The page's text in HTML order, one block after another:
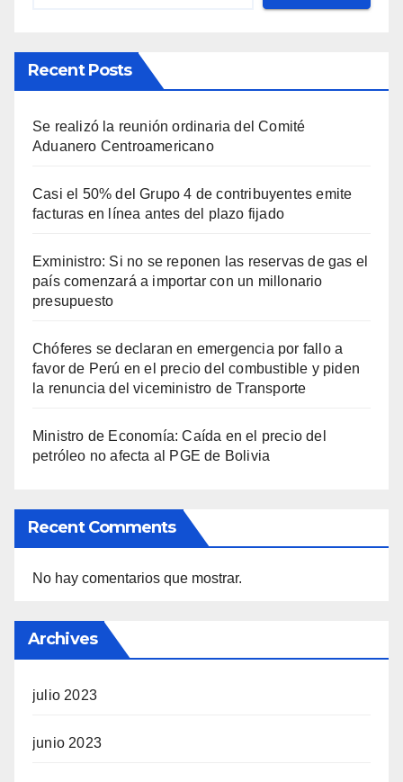
Recent Posts
Se realizó la reunión ordinaria del Comité
Aduanero Centroamericano
Casi el 50% del Grupo 4 de contribuyentes emite
facturas en línea antes del plazo fijado
Exministro: Si no se reponen las reservas de gas el
país comenzará a importar con un millonario
presupuesto
Chóferes se declaran en emergencia por fallo a
favor de Perú en el precio del combustible y piden
la renuncia del viceministro de Transporte
Ministro de Economía: Caída en el precio del
petróleo no afecta al PGE de Bolivia
Recent Comments
No hay comentarios que mostrar.
Archives
julio 2023
junio 2023